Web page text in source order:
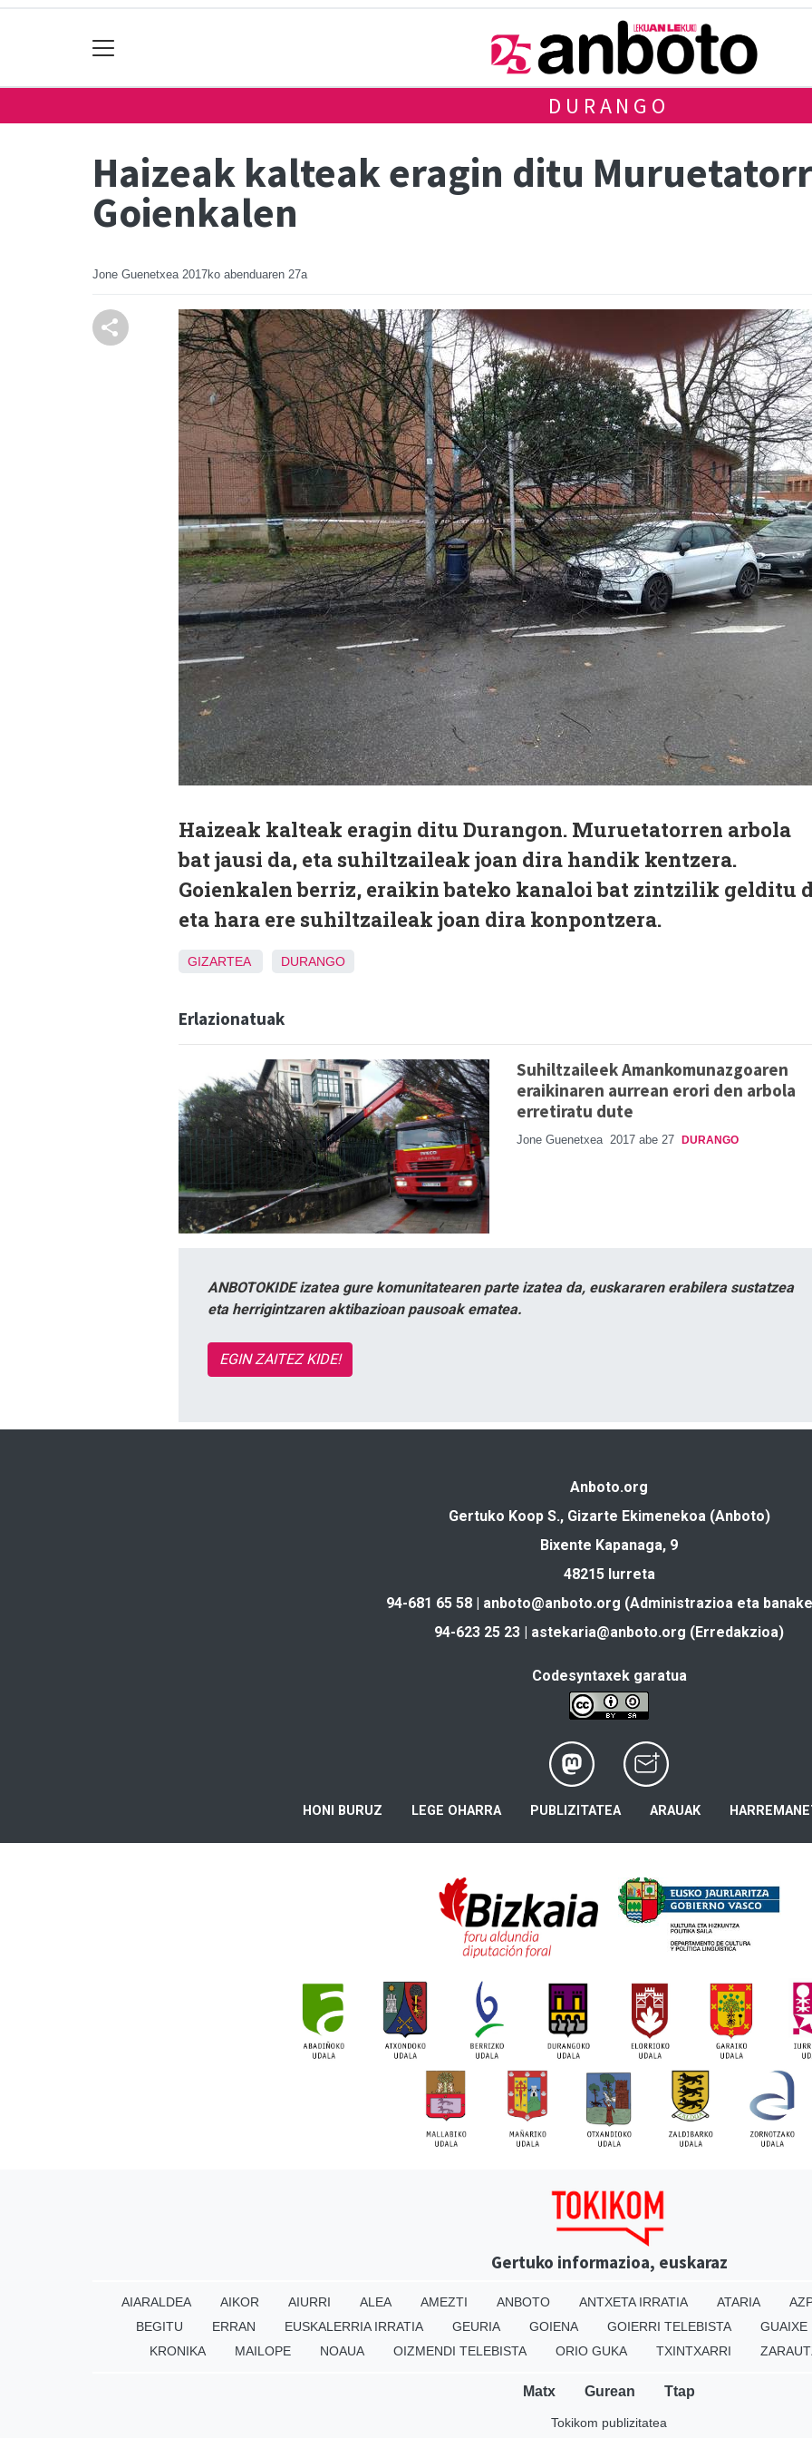
DURANGO
Haizeak kalteak eragin ditu
Goienkalen
Jone Guenetxea 2017ko abenduaren 27a
Haizeak kalteak eragin ditu Durangon. Muruetatorren arbola
bat jausi da, eta suhiltzaileak joan dira handik kentzera.
Goienkalen berriz, eraikin bateko kanaloi bat zintzilik gelditu
eta hara ere suhiltzaileak joan dira konpontzera.
GIZARTEA DURANGO
Erlazionatuak
Suhiltzaileek Amankomunazgoaren
eraikinaren aurrean erori den arbola
erretiratu dute
Jone Guenetxea 2017 abe 27 DURANGO
ANBOTOKIDE izatea gure komunitatearen parte izatea da, euskararen erabilera sustatzea
eta herrigintzaren aktibazioan pausoak ematea.
EGIN ZAITEZ KIDE!
Anboto.org
Gertuko Koop S., Gizarte Ekimenekoa (Anboto)
Bixente Kapanaga, 9
48215 Iurreta
94-681 65 58 | anboto@anboto.org (Administrazioa eta
94-623 25 23 | astekaria@anboto.org (Erredakzioa)
Codesyntaxek garatua
HONI BURUZ LEGE OHARRA PUBLIZITATEA ARAUAK
Gertuko informazioa, euskaraz
AIARALDEA AIKOR AIURRI ALEA AMEZTI ANBOTO ANTXETA IRRATIA ATARIA
BEGITU
ERRAN EUSKALERRIA IRRATIA GEURIA GOIENA GOIERRI TELEBISTA
GUAIXE
KRONIKA
MAILOPE NOAUA OIZMENDI TELEBISTA ORIO GUKA TXINTXARRI
Matx Gurean Ttap
Tokikom publizitatea